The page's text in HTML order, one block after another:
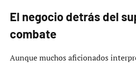
El negocio detrás del
combate
Aunque muchos aficionados